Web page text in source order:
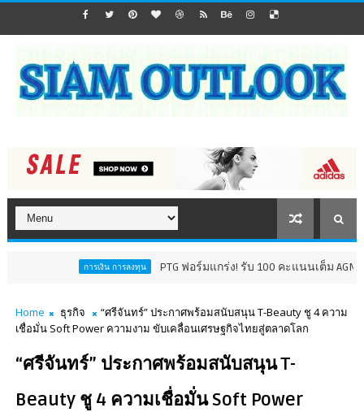
การเงิน การลงทุน PTG ฟอร์มแกร่ง! รับ 100 คะแนนเต็ม AGM Checklist
Home ธุรกิจ
“ศรีจันทร์” ประกาศพร้อมสนับสนุน T-Beauty ชู 4 ความ
เชื่อมั่น Soft Power ความงาม ขับเคลื่อนเศรษฐกิจไทยสู่ตลาดโลก
“ศรีจันทร์” ประกาศพร้อมสนับสนุน T-
Beauty ชู 4 ความเชื่อมั่น Soft Power